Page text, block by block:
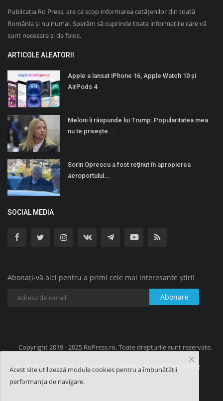
Publicația Ro Press, are ca scop informarea cetățenilor din toată
România și nu numai. Sperăm să cuprinde toate informațiile care vă
sunt necesare și de folos.
ARTICOLE ALEATORII
Apple a lansat iPhone 16, Apple Watch 10 și
AirPods 4
Meloni îi răspunde lui Trump: Popularitatea mea
nu te privește....
Sorin Oprescu a fost reţinut în apropierea
aeroportului...
SOCIAL MEDIA
Abonați-vă aici pentru a primi cele mai interesante știri!
Abonare
Copyright 2019 - 2025 RoPress.ro. Toate drepturile sunt rezervate.
Contact Termenii și Condițiile Politica de confidențialitate
Acest site utilizează module cookies pentru a îmbunătății
performanța de navigare.